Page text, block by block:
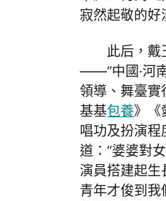
寂然起敬的好
此后，戴
——“中國·河
領導、舞臺實
基基包養》《
唱功及扮演程
道：“婆婆對
演員搭建起生
青年才俊到